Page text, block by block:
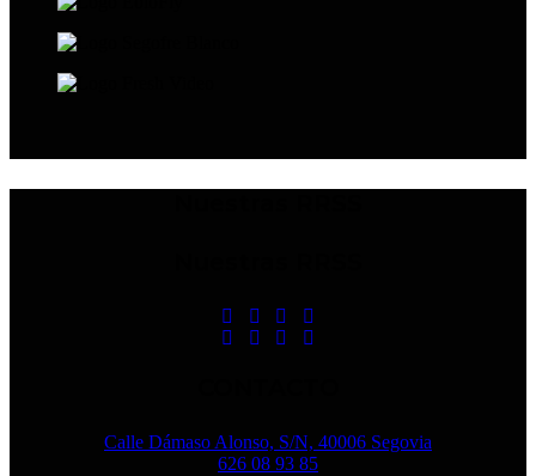
Calle Dámaso Alonso, S/N, 40006 Segovia
626 08 93 85